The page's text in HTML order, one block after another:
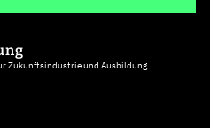
Zukunftsindustrie und Ausbildung